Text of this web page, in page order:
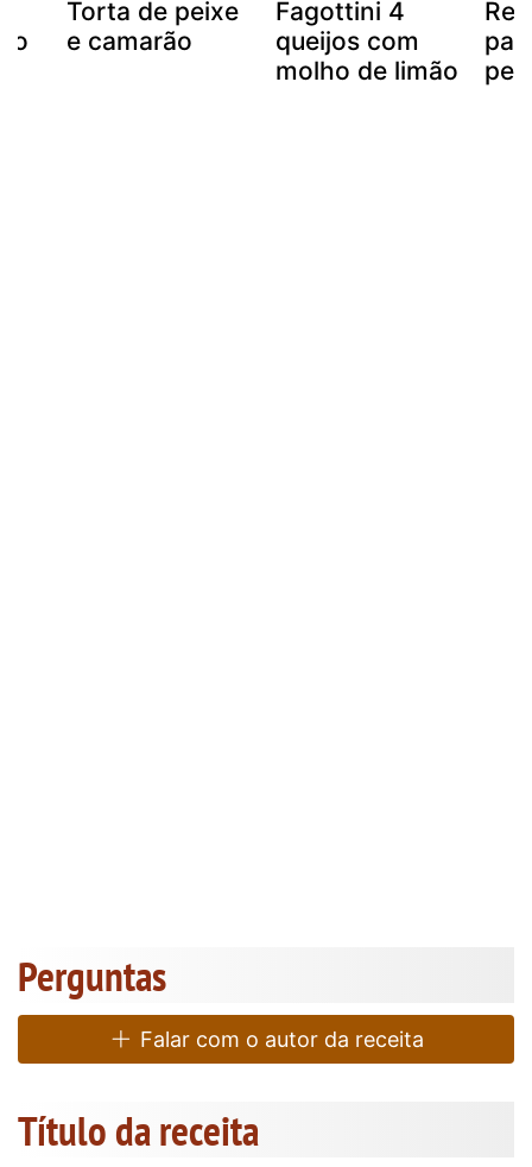
Torta de peixe
e camarão
Fagottini 4
queijos com
molho de limão
Perguntas
Falar com o autor da receita
Título da receita